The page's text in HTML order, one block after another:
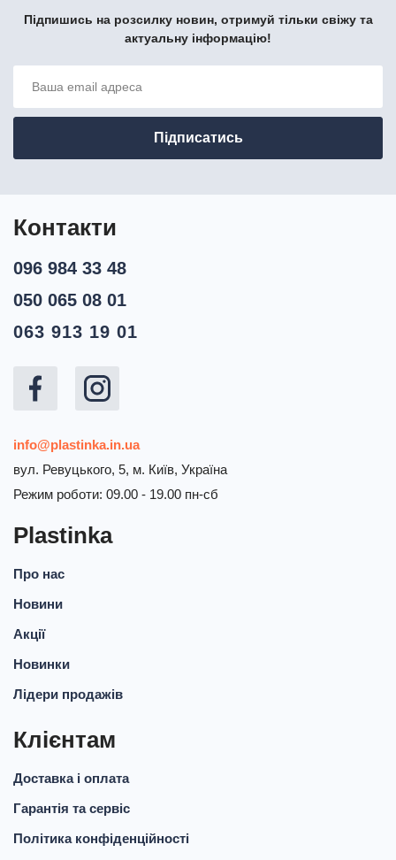
Підпишись на розсилку новин, отримуй тільки свіжу та
актуальну інформацію!
Plastinka
Про нас
Новини
Акції
Новинки
Лідери продажів
Клієнтам
Доставка і оплата
Гарантія та сервіс
Політика конфіденційності
Контакти
info@plastinka.in.ua
вул. Ревуцького, 5, м. Київ, Україна
Режим роботи: 09.00 - 19.00 пн-сб
096 984 33 48
050 065 08 01
063 913 19 01